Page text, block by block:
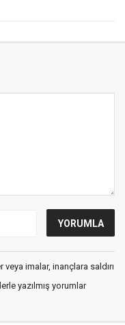
imalar, inançlara saldırı
yazılmış yorumlar